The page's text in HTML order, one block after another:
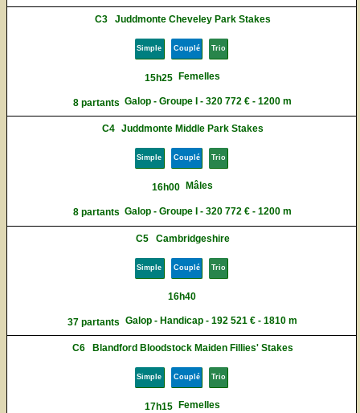
C3 Juddmonte Cheveley Park Stakes
Simple Couplé Trio
15h25 Femelles
8 partants Galop - Groupe I - 320 772 € - 1200 m
C4 Juddmonte Middle Park Stakes
Simple Couplé Trio
16h00 Mâles
8 partants Galop - Groupe I - 320 772 € - 1200 m
C5 Cambridgeshire
Simple Couplé Trio
16h40
37 partants Galop - Handicap - 192 521 € - 1810 m
C6 Blandford Bloodstock Maiden Fillies' Stakes
Simple Couplé Trio
17h15 Femelles